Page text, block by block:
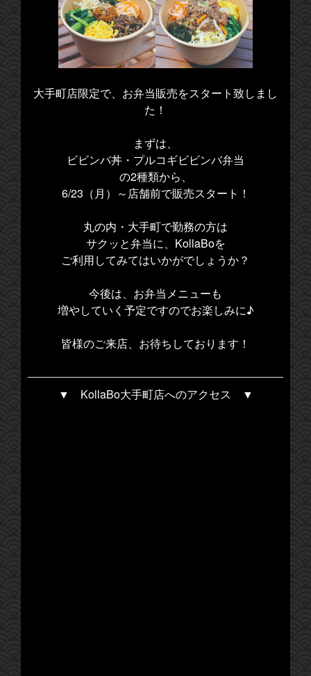
大手町店限定で、お弁当販売をスタート致しまし
た！
まずは、
ビビンバ丼・プルコギビビンバ弁当
の2種類から、
6/23（月）～店舗前で販売スタート！
丸の内・大手町で勤務の方は
サクッと弁当に、KollaBoを
ご利用してみてはいかがでしょうか？
今後は、お弁当メニューも
増やしていく予定ですのでお楽しみに♪
皆様のご来店、お待ちしております！
▼ KollaBo大手町店へのアクセス ▼